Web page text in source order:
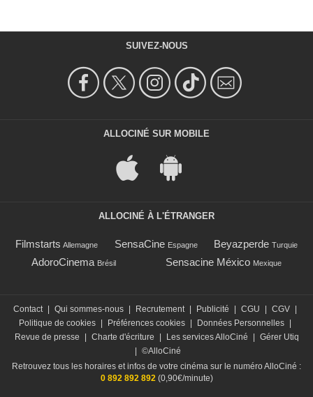
SUIVEZ-NOUS
ALLOCINÉ SUR MOBILE
ALLOCINÉ À L'ÉTRANGER
Filmstarts Allemagne SensaCine Espagne Beyazperde Turquie
AdoroCinema Brésil Sensacine México Mexique
Contact | Qui sommes-nous | Recrutement | Publicité | CGU | CGV |
Politique de cookies | Préférences cookies | Données Personnelles |
Revue de presse
| Charte d'écriture | Les services AlloCiné | Gérer Utiq
| ©AlloCiné
Retrouvez tous les horaires et infos de votre cinéma sur le numéro AlloCiné :
0 892 892 892 (0,90€/minute)